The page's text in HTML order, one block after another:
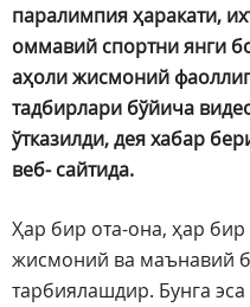
паралимпия ҳаракати,
оммавий спортни янги
аҳоли жисмоний
тадбирлари бўйича
ўтказилди, дея хабар
веб- сайтида.
Ҳар бир ота-она, ҳар
жисмоний ва маънавий
тарбиялашдир. Бунга